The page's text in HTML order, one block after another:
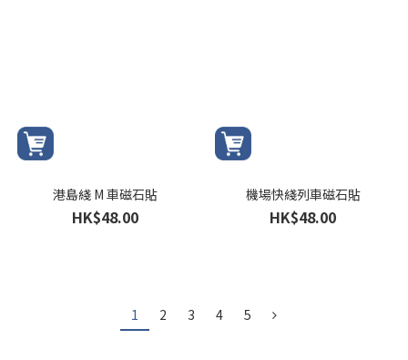
港島綫 M 車磁石貼
HK$48.00
機場快綫列車磁石貼
HK$48.00
1 2 3 4 5